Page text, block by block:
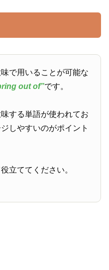
で用いることが可能な
out of”です。
味する単語が使われてお
しやすいのがポイント
立ててください。